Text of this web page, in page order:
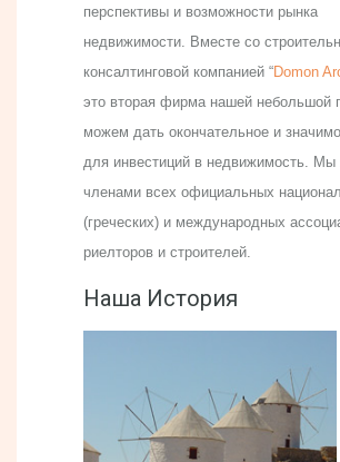
перспективы и возможности рынка
недвижимости. Вместе со
консалтинговой компанией “Domon
это вторая фирма нашей небольшой
можем дать окончательное и
для инвестиций в недвижимость. Мы
членами всех официальных
(греческих) и международных
риелторов и строителей.
Наша История